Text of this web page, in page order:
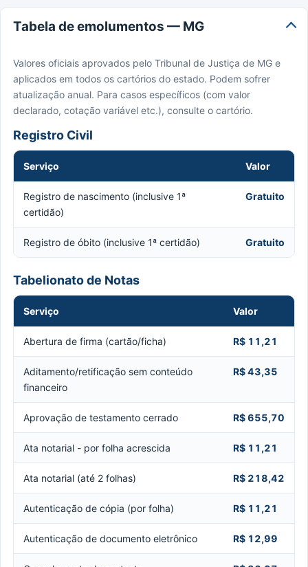
Tabela de emolumentos — MG
Valores oficiais aprovados pelo Tribunal de Justiça de MG e
aplicados em todos os cartórios do estado. Podem sofrer
atualização anual. Para casos específicos (com valor
declarado, cotação variável etc.), consulte o cartório.
Registro Civil
Serviço Valor
Registro de nascimento (inclusive 1ª
certidão)
Gratuito
Registro de óbito (inclusive 1ª certidão) Gratuito
Tabelionato de Notas
Serviço Valor
Abertura de firma (cartão/ficha) R$ 11,21
Aditamento/retificação sem conteúdo
financeiro
R$ 43,35
Aprovação de testamento cerrado R$ 655,70
Ata notarial - por folha acrescida R$ 11,21
Ata notarial (até 2 folhas) R$ 218,42
Autenticação de cópia (por folha) R$ 11,21
Autenticação de documento eletrônico R$ 12,99